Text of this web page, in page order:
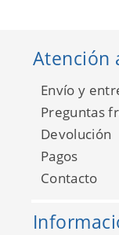
Atención
Envío y
Preguntas
Devolución
Pagos
Contacto